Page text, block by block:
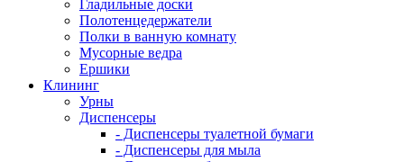
Гладильные доски
Полотенцедержатели
Полки в ванную комнату
Мусорные ведра
Ершики
Клининг
Урны
Диспенсеры
- Диспенсеры туалетной бумаги
- Диспенсеры для мыла